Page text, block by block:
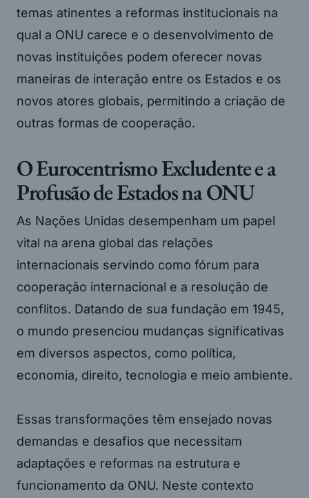
temas atinentes a reformas institucionais na
qual a ONU carece e o desenvolvimento de
novas instituições podem oferecer novas
maneiras de interação entre os Estados e os
novos atores globais, permitindo a criação de
outras formas de cooperação.
O Eurocentrismo Excludente e a
Profusão de Estados na ONU
As Nações Unidas desempenham um papel
vital na arena global das relações
internacionais servindo como fórum para
cooperação internacional e a resolução de
conflitos. Datando de sua fundação em 1945,
o mundo presenciou mudanças significativas
em diversos aspectos, como política,
economia, direito, tecnologia e meio ambiente.
Essas transformações têm ensejado novas
demandas e desafios que necessitam
adaptações e reformas na estrutura e
funcionamento da ONU. Neste contexto